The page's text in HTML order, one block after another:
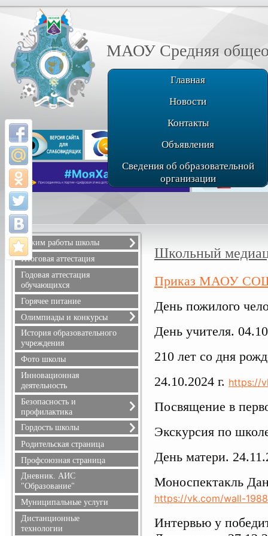
МАОУ Средняя
Главная
Новости
Контакты
Объявления
Сведения об образовательной
организации
Режим работы школы
Расписание звонков
Расписание уроков
Режим питания
Итоговая аттестация
Годовая аттестация
обучающихся
Горячее питание
Олимпиады и конкурсы
Всероссийская олимпиада
школьников
Положения олимпиад и
конкурсов, результаты
История образовательного
учреждения
Фото школы
Инновационная
деятельность
Безопасность и
профилактика
Безопасность дорожного
движения
Информационная
безопасность
Здоровье
Профилактика терроризма
и экстремизма
Профилактика
правонарушений
Противопожарная
Гордость школы
Учителя
Ученики
Выпускники
Учителя, имеющие
государственные награды
Родительская страница
Профсоюзная страница
Дневник. АИС
"Образование"
Муниципальные услуги
Дистанционные
технологии
Школьный
Приказ МАОУ СОШ
День пожилого
День учителя.
210 лет со дня
24.10.2024 г. https://
Посвящение в
Экскурсия по
День матери.
Моноспектакль
https://vk.com/wall-
Интервью у